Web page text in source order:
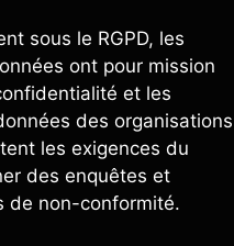
sous le RGPD, les
ont pour mission
et les
des organisations
les exigences du
des enquêtes et
de non-conformité.